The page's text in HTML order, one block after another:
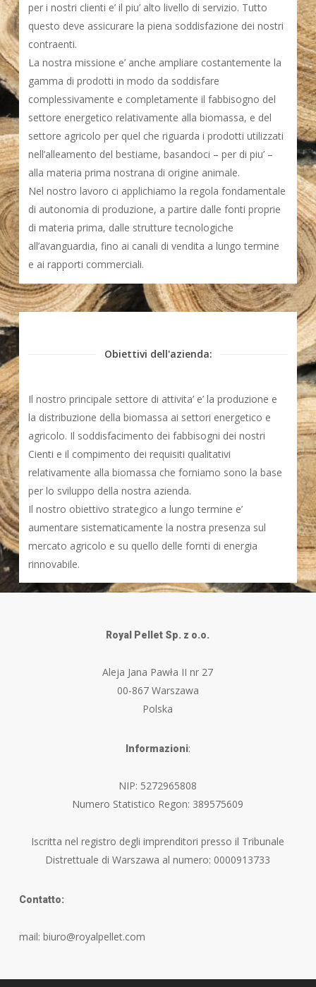
per i nostri clienti e’ il piu’ alto livello di servizio. Tutto
questo deve assicurare la piena soddisfazione dei nostri
contraenti.
La nostra missione e’ anche ampliare costantemente la
gamma di prodotti in modo da soddisfare
complessivamente e completamente il fabbisogno del
settore energetico relativamente alla biomassa, e del
settore agricolo per quel che riguarda i prodotti utilizzati
nell’alleamento del bestiame, basandoci – per di piu’ –
alla materia prima nostrana di origine animale.
Nel nostro lavoro ci applichiamo la regola fondamentale
di autonomia di produzione, a partire dalle fonti proprie
di materia prima, dalle strutture tecnologiche
all’avanguardia, fino ai canali di vendita a lungo termine
e ai rapporti commerciali.
Obiettivi dell'azienda:
Il nostro principale settore di attivita’ e’ la produzione e
la distribuzione della biomassa ai settori energetico e
agricolo. Il soddisfacimento dei fabbisogni dei nostri
Cienti e il compimento dei requisiti qualitativi
relativamente alla biomassa che forniamo sono la base
per lo sviluppo della nostra azienda.
Il nostro obiettivo strategico a lungo termine e’
aumentare sistematicamente la nostra presenza sul
mercato agricolo e su quello delle fornti di energia
rinnovabile.
Royal Pellet Sp. z o.o.
Aleja Jana Pawła II nr 27
00-867 Warszawa
Polska
Informazioni:
NIP: 5272965808
Numero Statistico Regon: 389575609
Iscritta nel registro degli imprenditori presso il Tribunale
Distrettuale di Warszawa al numero: 0000913733
Contatto:
mail: biuro@royalpellet.com